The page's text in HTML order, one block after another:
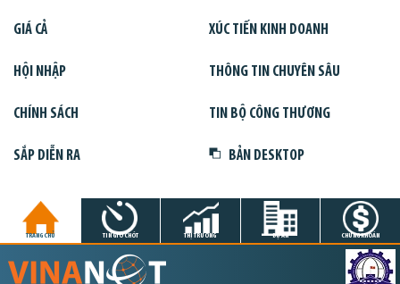
GIÁ CẢ XÚC TIẾN KINH DOANH
HỘI NHẬP THÔNG TIN CHUYÊN SÂU
CHÍNH SÁCH TIN BỘ CÔNG THƯƠNG
SẮP DIỄN RA BẢN DESKTOP
TRANG CHỦ TIN GIỜ CHÓT THỊ TRƯỜNG DỰ ÁN CHỨNG KHOÁN